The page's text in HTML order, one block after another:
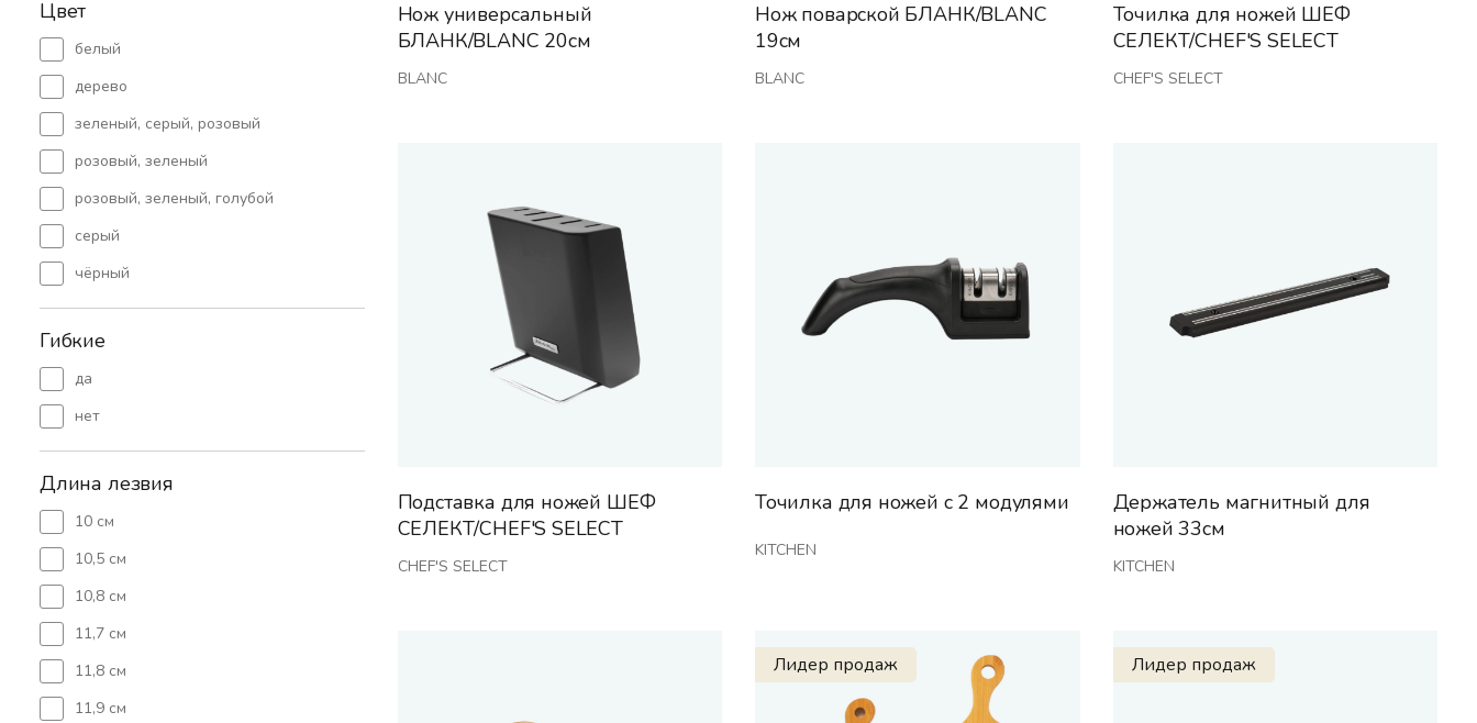
Цвет
белый
дерево
зеленый, серый, розовый
розовый, зеленый
розовый, зеленый, голубой
серый
чёрный
Гибкие
да
нет
Длина лезвия
10 см
10,5 см
10,8 см
11,7 см
11,8 см
11,9 см
Нож универсальный
БЛАНК/BLANC 20см
BLANC
Нож поварской БЛАНК/BLANC
19см
BLANC
Точилка для ножей ШЕФ
СЕЛЕКТ/CHEF'S SELECT
CHEF'S SELECT
Подставка для ножей ШЕФ
СЕЛЕКТ/CHEF'S SELECT
CHEF'S SELECT
Точилка для ножей с 2 модулями
KITCHEN
Держатель магнитный для
ножей 33см
KITCHEN
Лидер продаж Лидер продаж